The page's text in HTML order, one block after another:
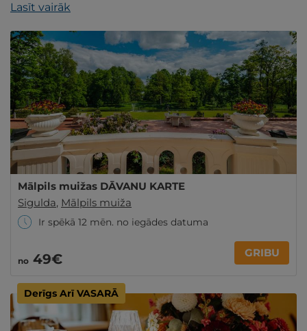
maltītes vienā no labākajiem restorāniem Latvijā.
Lasīt vairāk
Mālpils muižas DĀVANU KARTE
Sigulda, Mālpils muiža
Ir spēkā 12 mēn. no iegādes datuma
no 49€ GRIBU
Derīgs Arī VASARĀ